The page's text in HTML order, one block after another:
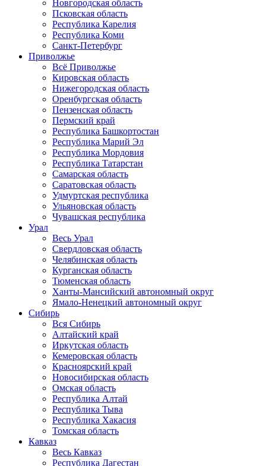
Новгородская область
Псковская область
Республика Карелия
Республика Коми
Санкт-Петербург
Приволжье
Всё Приволжье
Кировская область
Нижегородская область
Оренбургская область
Пензенская область
Пермский край
Республика Башкортостан
Республика Марий Эл
Республика Мордовия
Республика Татарстан
Самарская область
Саратовская область
Удмуртская республика
Ульяновская область
Чувашская республика
Урал
Весь Урал
Свердловская область
Челябинская область
Курганская область
Тюменская область
Ханты-Мансийский автономный округ
Ямало-Ненецкий автономный округ
Сибирь
Вся Сибирь
Алтайский край
Иркутская область
Кемеровская область
Красноярский край
Новосибирская область
Омская область
Республика Алтай
Республика Тыва
Республика Хакасия
Томская область
Кавказ
Весь Кавказ
Республика Дагестан